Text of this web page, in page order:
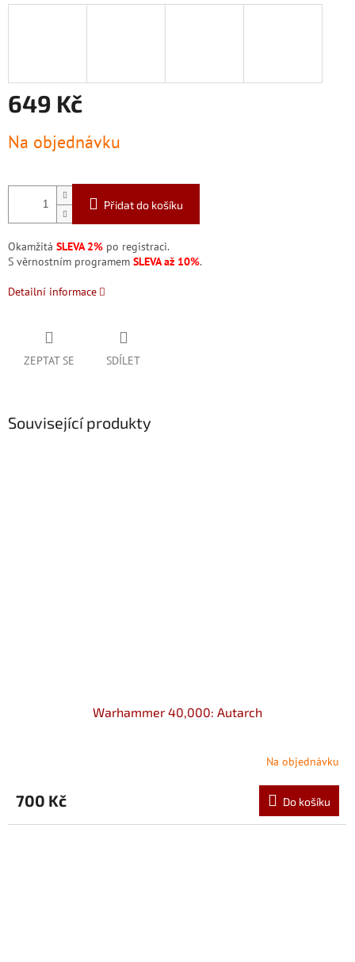
649 Kč
cena:
Na objednávku
Přidat do košíku
Okamžitá SLEVA 2% po registraci.
S věrnostním programem SLEVA až 10%.
Detailní informace
ZEPTAT SE SDÍLET
Související produkty
Warhammer 40,000: Autarch
Na objednávku
700 Kč Do košíku